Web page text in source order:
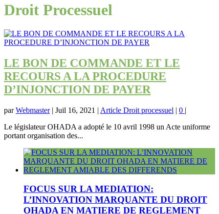
Droit Processuel
LE BON DE COMMANDE ET LE
RECOURS A LA PROCEDURE
D’INJONCTION DE PAYER
parWebmaster| Juil 16, 2021 | Article Droit processuel | 0 |
Le législateur OHADA a adopté le 10 avril 1998 un Acte uniforme
portant organisation des...
FOCUS SUR LA MEDIATION:
L’INNOVATION MARQUANTE DU DROIT
OHADA EN MATIERE DE REGLEMENT